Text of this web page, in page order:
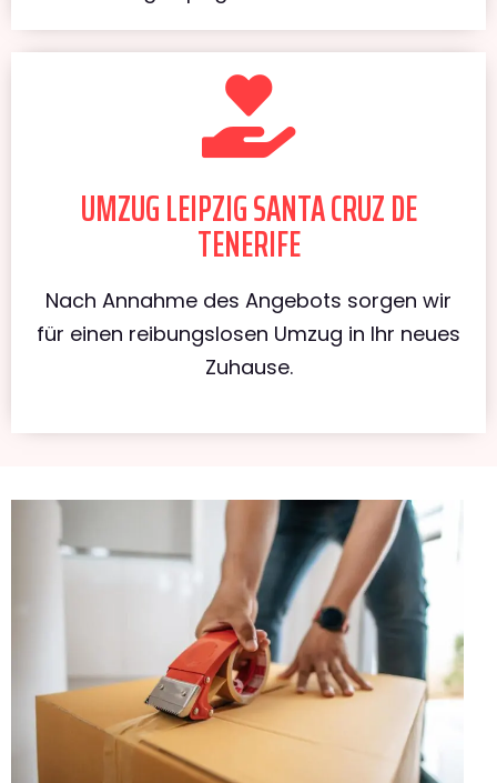
UMZUG LEIPZIG SANTA CRUZ DE
TENERIFE
Nach Annahme des Angebots sorgen wir
für einen reibungslosen Umzug in Ihr neues
Zuhause.